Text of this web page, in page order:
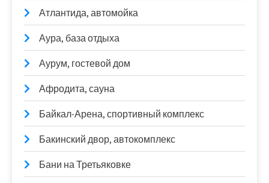
Атлантида, автомойка
Аура, база отдыха
Аурум, гостевой дом
Афродита, сауна
Байкал-Арена, спортивный комплекс
Бакинский двор, автокомплекс
Бани на Третьяковке